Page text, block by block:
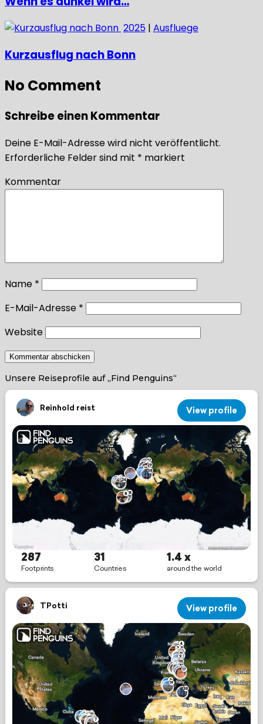
2025 | Ausfluege
Kurzausflug nach Bonn
No Comment
Schreibe einen Kommentar
Deine E-Mail-Adresse wird nicht veröffentlicht.
Erforderliche Felder sind mit * markiert
Kommentar
Name *
E-Mail-Adresse *
Website
Unsere Reiseprofile auf „Find Penguins“